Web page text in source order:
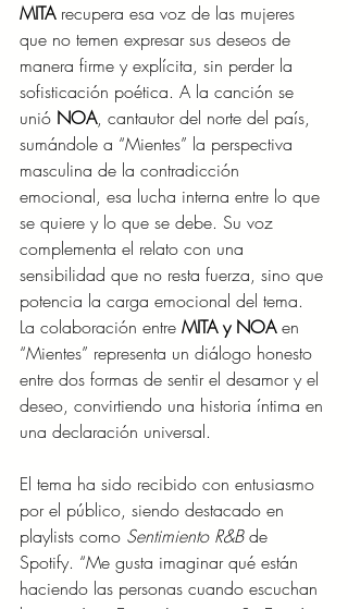
MITA recupera esa voz de las mujeres
que no temen expresar sus deseos de
manera firme y explícita, sin perder la
sofisticación poética. A la canción se
unió NOA, cantautor del norte del país,
sumándole a “Mientes” la perspectiva
masculina de la contradicción
emocional, esa lucha interna entre lo que
se quiere y lo que se debe. Su voz
complementa el relato con una
sensibilidad que no resta fuerza, sino que
potencia la carga emocional del tema.
La colaboración entre MITA y NOA en
“Mientes” representa un diálogo honesto
entre dos formas de sentir el desamor y el
deseo, convirtiendo una historia íntima en
una declaración universal.
El tema ha sido recibido con entusiasmo
por el público, siendo destacado en
playlists como Sentimiento R&B de
Spotify. “Me gusta imaginar qué están
haciendo las personas cuando escuchan